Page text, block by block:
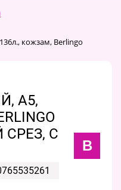
кожзам, Berlingo
А5,
СРЕЗ, С
B